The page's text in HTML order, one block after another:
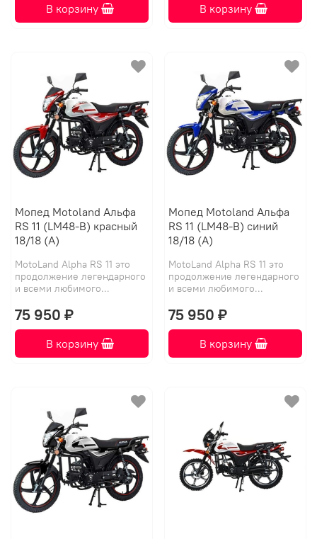
В корзину В корзину
Мопед Motoland Альфа
RS 11 (LM48-B) красный
18/18 (А)
MotoLand Alpha RS 11 это
продолжение легендарного
и всеми любимого...
75 950 ₽
В корзину
Мопед Motoland Альфа
RS 11 (LM48-B) синий
18/18 (А)
MotoLand Alpha RS 11 это
продолжение легендарного
и всеми любимого...
75 950 ₽
В корзину